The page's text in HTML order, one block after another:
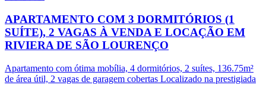
APARTAMENTO COM 3 DORMITÓRIOS (1
SUÍTE), 2 VAGAS À VENDA E LOCAÇÃO EM
RIVIERA DE SÃO LOURENÇO
Apartamento com ótima mobília, 4 dormitórios, 2 suítes, 136.75m²
de área útil, 2 vagas de garagem cobertas Localizado na prestigiada